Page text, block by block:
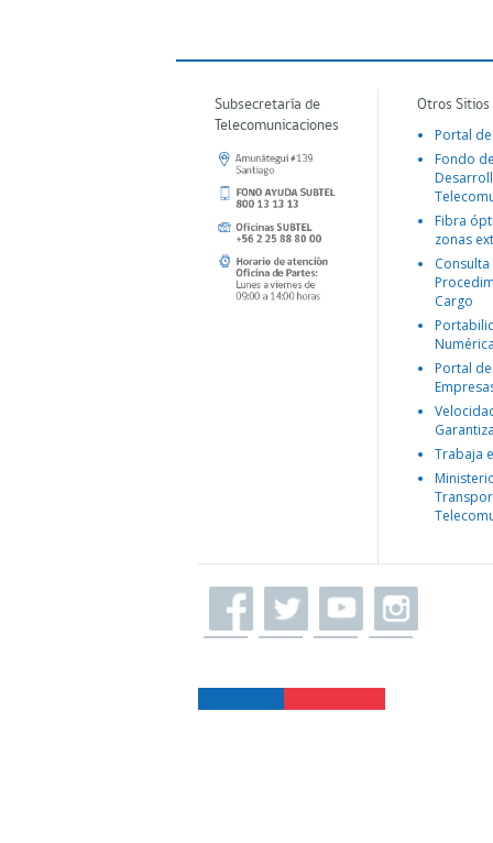
Subsecretaría de
Telecomunicaciones
Otros
Portal
Fondo
Fibra
zonas
Consulta
Cargo
Portal
Trabaja